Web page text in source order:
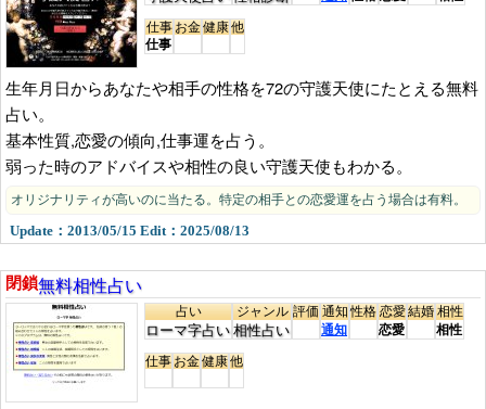
仕事
仕事
お金健康他
生年月日からあなたや相手の性格を72の守護天使にたとえる無料
占い。
基本性質,恋愛の傾向,仕事運を占う。
弱った時のアドバイスや相性の良い守護天使もわかる。
オリジナリティが高いのに当たる。特定の相手との恋愛運を占う場合は有料。
Update：2013/05/15 Edit：2025/08/13
閉鎖無料相性占い
占い
ローマ字占い
ジャンル
相性占い
評価通知
通知
性格恋愛
恋愛
結婚相性
相性
仕事お金健康他